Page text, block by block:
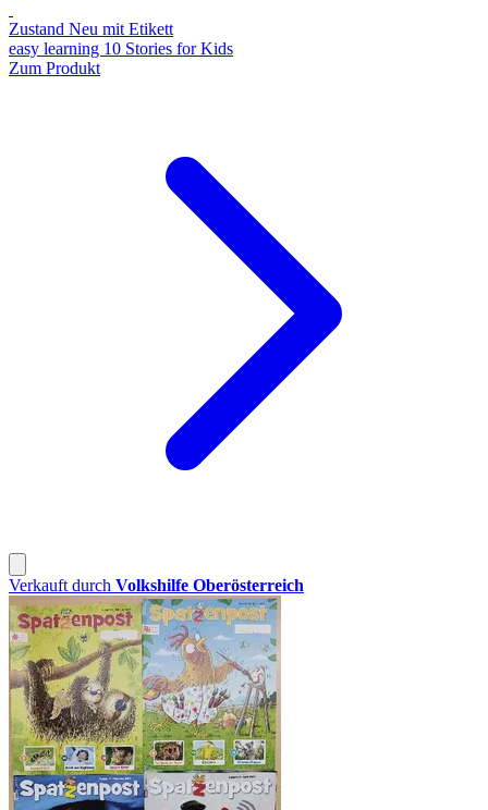
Zustand Neu mit Etikett
easy learning 10 Stories for Kids
Zum Produkt
Verkauft durch Volkshilfe Oberösterreich